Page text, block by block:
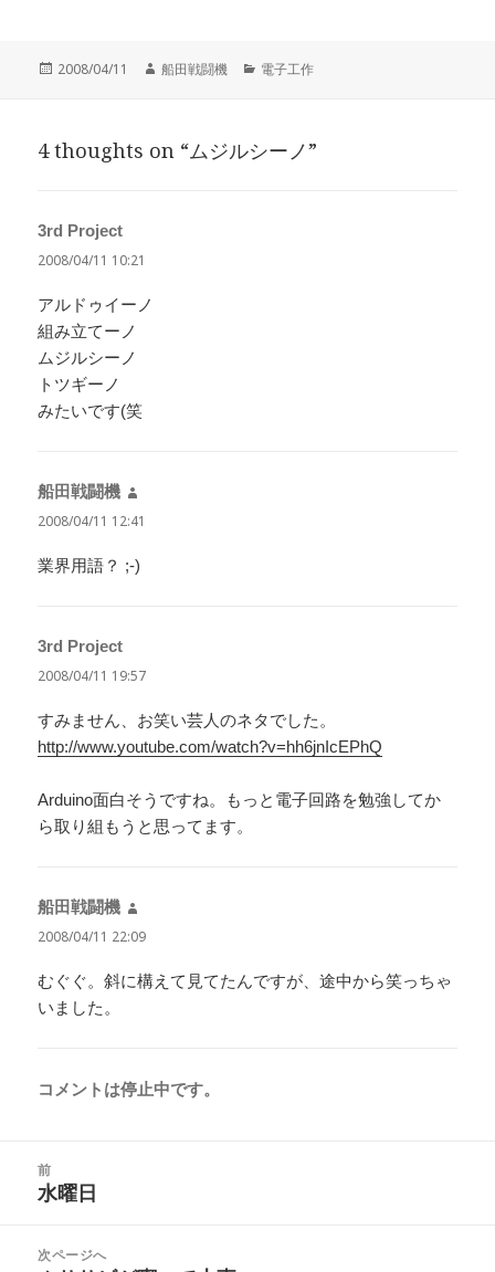
投
2008/04/11
作
船田戦闘機
カ
ー
電子工作
4 thoughts on “ムジルシーノ”
3rd Project
り:
2008/04/11 10:21
アルドゥイーノ
組み立てーノ
ムジルシーノ
トツギーノ
みたいです(笑
船田戦闘機
り:
2008/04/11 12:41
業界用語？ ;-)
3rd Project
り:
2008/04/11 19:57
すみません、お笑い芸人のネタでした。
http://www.youtube.com/watch?v=hh6jnIcEPhQ
Arduino面白そうですね。もっと電子回路を勉強してか
ら取り組もうと思ってます。
船田戦闘機
り:
2008/04/11 22:09
むぐぐ。斜に構えて見てたんですが、途中から笑っちゃ
いました。
コメントは停止中です。
前
前
投
水曜日
次ページへ